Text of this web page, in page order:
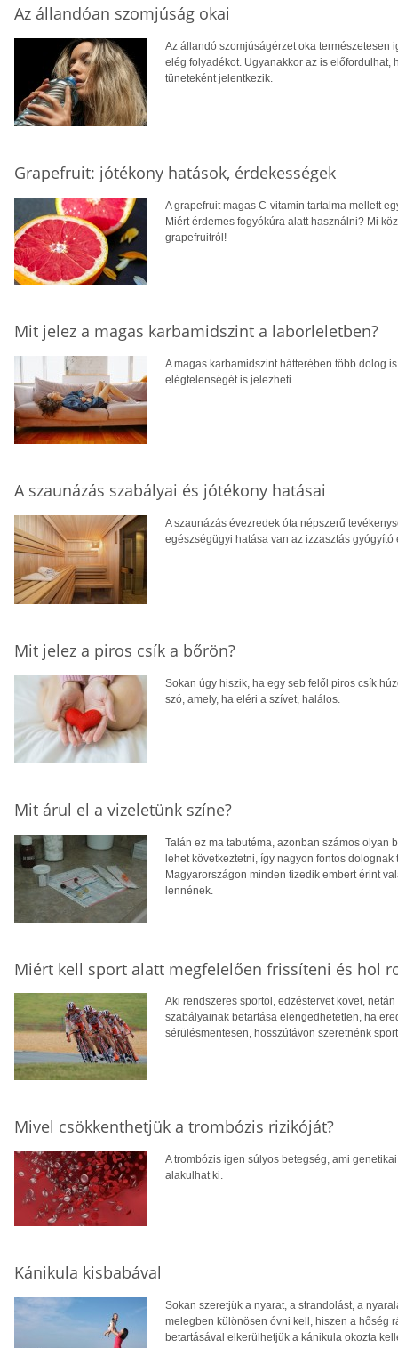
Az állandóan szomjúság okai
Az állandó szomjúságérzet oka természetesen
elég folyadékot. Ugyanakkor az is
tüneteként jelentkezik.
Grapefruit: jótékony hatások, érdekességek
A grapefruit magas C-vitamin tartalma mellett
Miért érdemes fogyókúra alatt használni? Mi
grapefruitról!
Mit jelez a magas karbamidszint a laborleletben?
A magas karbamidszint hátterében több dolog
elégtelenségét is jelezheti.
A szaunázás szabályai és jótékony hatásai
A szaunázás évezredek óta népszerű
egészségügyi hatása van az izzasztás gyógyító
Mit jelez a piros csík a bőrön?
Sokan úgy hiszik, ha egy seb felől piros csík
szó, amely, ha eléri a szívet, halálos.
Mit árul el a vizeletünk színe?
Talán ez ma tabutéma, azonban számos olyan
lehet következtetni, így nagyon fontos
Magyarországon minden tizedik embert érint
lennének.
Miért kell sport alatt megfelelően frissíteni és hol
Aki rendszeres sportol, edzéstervet követ,
szabályainak betartása elengedhetetlen, ha
sérülésmentesen, hosszútávon szeretnénk
Mivel csökkenthetjük a trombózis rizikóját?
A trombózis igen súlyos betegség, ami
alakulhat ki.
Kánikula kisbabával
Sokan szeretjük a nyarat, a strandolást, a
melegben különösen óvni kell, hiszen a hőség
betartásával elkerülhetjük a kánikula okozta